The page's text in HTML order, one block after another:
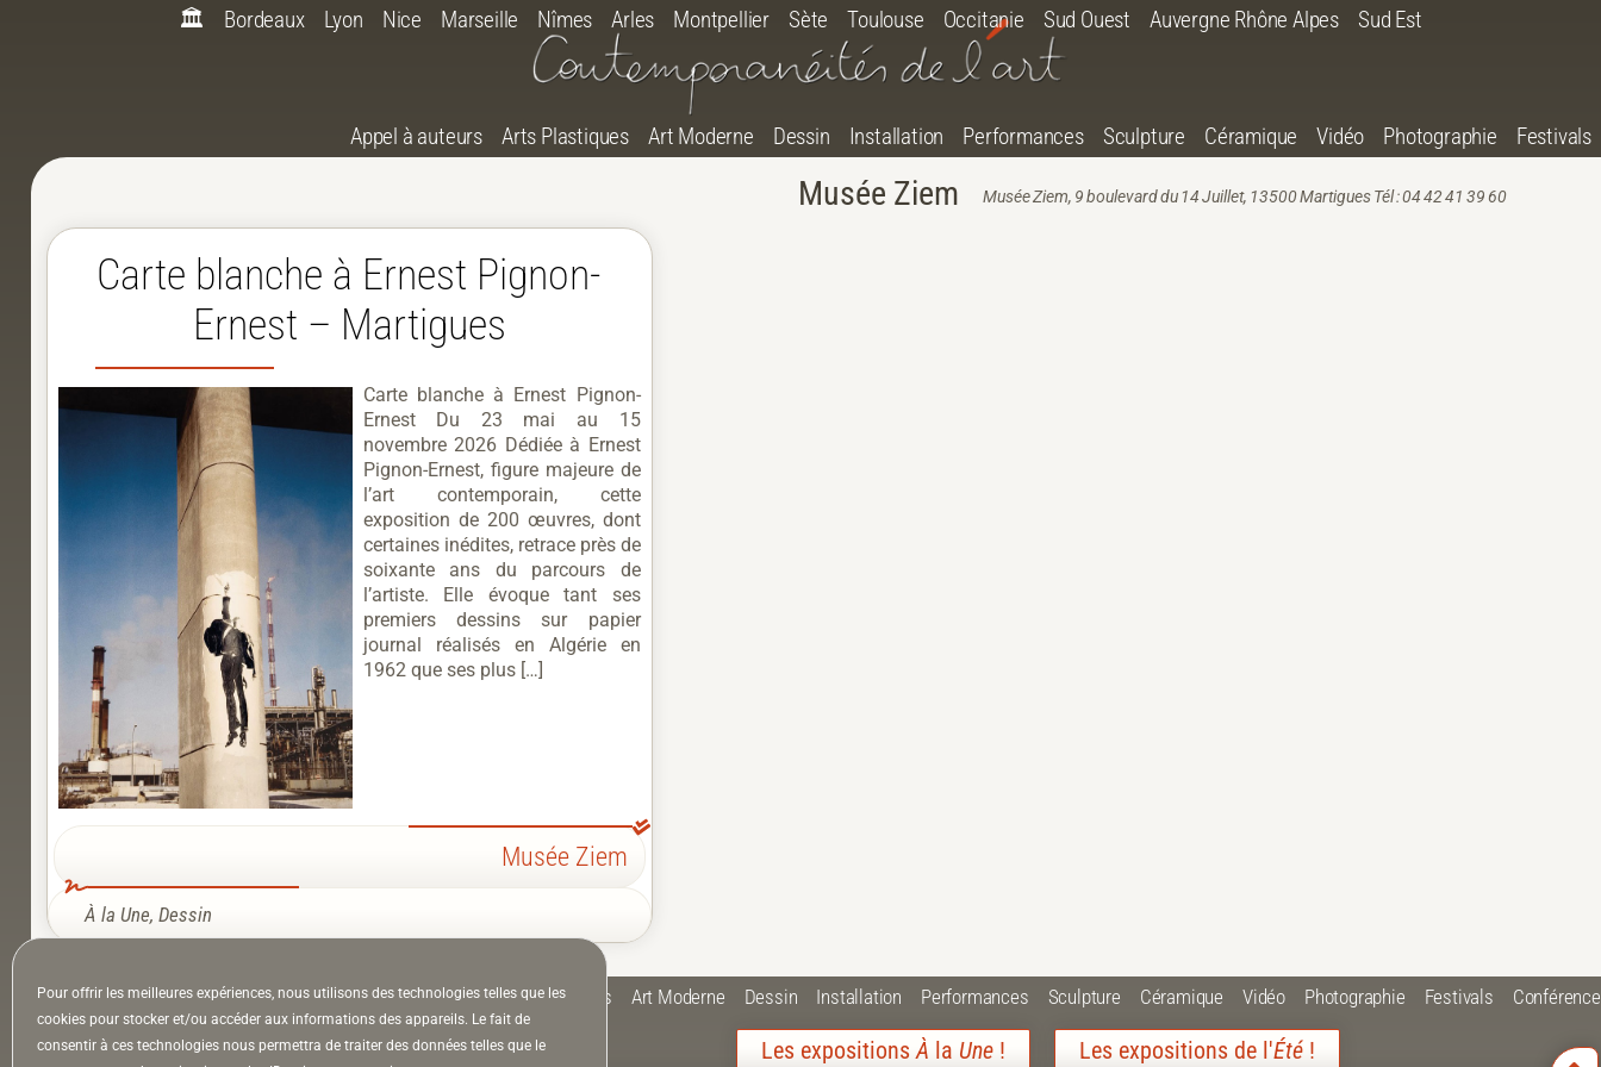
Pour offrir les meilleures expériences, nous utilisons des technologies telles que les
cookies pour stocker et/ou accéder aux informations des appareils. Le fait de
consentir à ces technologies nous permettra de traiter des données telles que le
🏛️ Bordeaux Lyon Nice Marseille Nîmes Arles Montpellier Sète Toulouse Occitanie Sud Ouest Auvergne Rhône Alpes Sud Est
Appel à auteurs Arts Plastiques Art Moderne Dessin Installation Performances Sculpture Céramique Vidéo Photographie Festivals
Musée Ziem Musée Ziem, 9 boulevard du 14 Juillet, 13500 Martigues Tél : 04 42 41 39 60
Carte blanche à Ernest Pignon-
Ernest – Martigues
Carte blanche à Ernest Pignon-
Ernest Du 23 mai au 15
novembre 2026 Dédiée à Ernest
Pignon-Ernest, figure majeure de
l’art contemporain, cette
exposition de 200 œuvres, dont
certaines inédites, retrace près de
soixante ans du parcours de
l’artiste. Elle évoque tant ses
premiers dessins sur papier
journal réalisés en Algérie en
1962 que ses plus […]
Musée Ziem
À la Une, Dessin
À la Une Appel à auteurs Arts Plastiques Art Moderne Dessin Installation Performances Sculpture Céramique Vidéo Photographie Festivals
Les expositions À la Une ! Les expositions de l'Été !